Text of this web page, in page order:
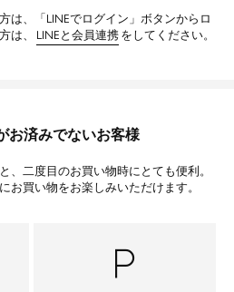
は、「LINEでログイン」ボタンからロ
は、
LINEと会員連携 をしてください。
お済みでないお客様
、二度目のお買い物時にとても便利。
お買い物をお楽しみいただけます。
local_parking